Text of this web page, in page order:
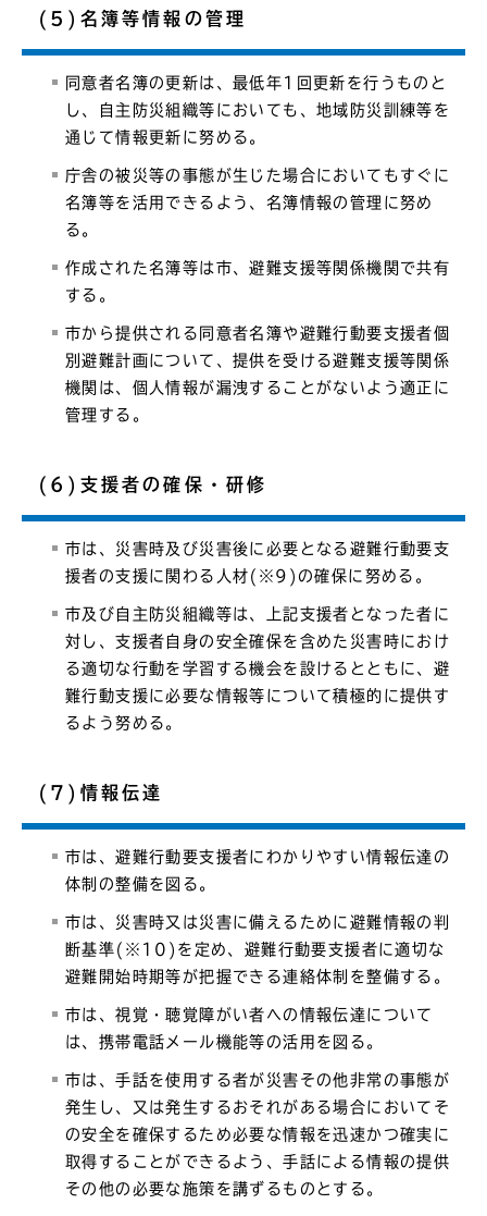
(5)名簿等情報の管理
同意者名簿の更新は、最低年1回更新を行うものと
し、自主防災組織等においても、地域防災訓練等を
通じて情報更新に努める。
庁舎の被災等の事態が生じた場合においてもすぐに
名簿等を活用できるよう、名簿情報の管理に努め
る。
作成された名簿等は市、避難支援等関係機関で共有
する。
市から提供される同意者名簿や避難行動要支援者個
別避難計画について、提供を受ける避難支援等関係
機関は、個人情報が漏洩することがないよう適正に
管理する。
(6)支援者の確保・研修
市は、災害時及び災害後に必要となる避難行動要支
援者の支援に関わる人材(※9)の確保に努める。
市及び自主防災組織等は、上記支援者となった者に
対し、支援者自身の安全確保を含めた災害時におけ
る適切な行動を学習する機会を設けるとともに、避
難行動支援に必要な情報等について積極的に提供す
るよう努める。
(7)情報伝達
市は、避難行動要支援者にわかりやすい情報伝達の
体制の整備を図る。
市は、災害時又は災害に備えるために避難情報の判
断基準(※10)を定め、避難行動要支援者に適切な
避難開始時期等が把握できる連絡体制を整備する。
市は、視覚・聴覚障がい者への情報伝達について
は、携帯電話メール機能等の活用を図る。
市は、手話を使用する者が災害その他非常の事態が
発生し、又は発生するおそれがある場合においてそ
の安全を確保するため必要な情報を迅速かつ確実に
取得することができるよう、手話による情報の提供
その他の必要な施策を講ずるものとする。